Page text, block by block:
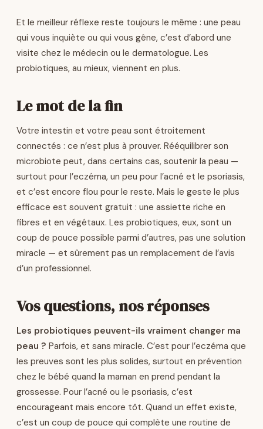
Et le meilleur réflexe reste toujours le même : une peau
qui vous inquiète ou qui vous gêne, c’est d’abord une
visite chez le médecin ou le dermatologue. Les
probiotiques, au mieux, viennent en plus.
Le mot de la fin
Votre intestin et votre peau sont étroitement
connectés : ce n’est plus à prouver. Rééquilibrer son
microbiote peut, dans certains cas, soutenir la peau —
surtout pour l’eczéma, un peu pour l’acné et le psoriasis,
et c’est encore flou pour le reste. Mais le geste le plus
efficace est souvent gratuit : une assiette riche en
fibres et en végétaux. Les probiotiques, eux, sont un
coup de pouce possible parmi d’autres, pas une solution
miracle — et sûrement pas un remplacement de l’avis
d’un professionnel.
Vos questions, nos réponses
Les probiotiques peuvent-ils vraiment changer ma
peau ? Parfois, et sans miracle. C’est pour l’eczéma que
les preuves sont les plus solides, surtout en prévention
chez le bébé quand la maman en prend pendant la
grossesse. Pour l’acné ou le psoriasis, c’est
encourageant mais encore tôt. Quand un effet existe,
c’est un coup de pouce qui complète une routine de